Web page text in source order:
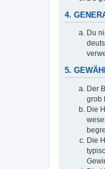
4.
Du
5.
Der
grob
Die
Die